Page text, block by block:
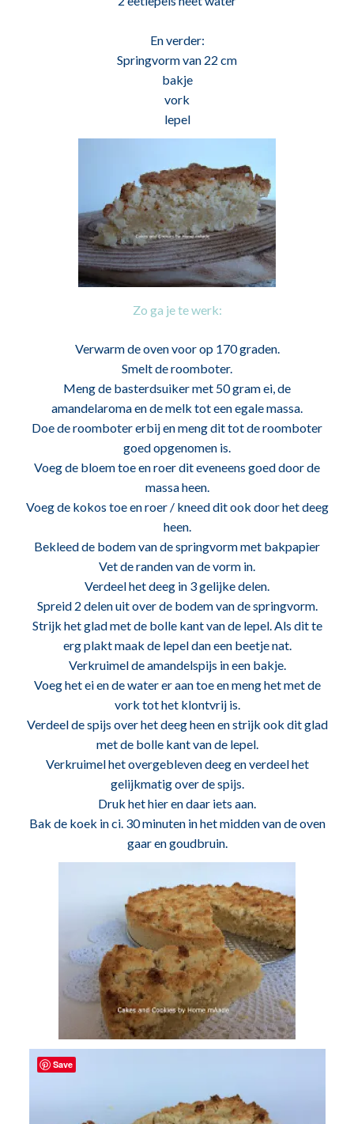
En verder:
Springvorm van 22 cm
bakje
vork
lepel
Zo ga je te werk:
Verwarm de oven voor op 170 graden.
Smelt de roomboter.
Meng de basterdsuiker met 50 gram ei, de
amandelaroma en de melk tot een egale massa.
Doe de roomboter erbij en meng dit tot de roomboter
goed opgenomen is.
Voeg de bloem toe en roer dit eveneens goed door de
massa heen.
Voeg de kokos toe en roer / kneed dit ook door het deeg
heen.
Bekleed de bodem van de springvorm met bakpapier
Vet de randen van de vorm in.
Verdeel het deeg in 3 gelijke delen.
Spreid 2 delen uit over de bodem van de springvorm.
Strijk het glad met de bolle kant van de lepel. Als dit te
erg plakt maak de lepel dan een beetje nat.
Verkruimel de amandelspijs in een bakje.
Voeg het ei en de water er aan toe en meng het met de
vork tot het klontvrij is.
Verdeel de spijs over het deeg heen en strijk ook dit glad
met de bolle kant van de lepel.
Verkruimel het overgebleven deeg en verdeel het
gelijkmatig over de spijs.
Druk het hier en daar iets aan.
Bak de koek in ci. 30 minuten in het midden van de oven
gaar en goudbruin.
Save